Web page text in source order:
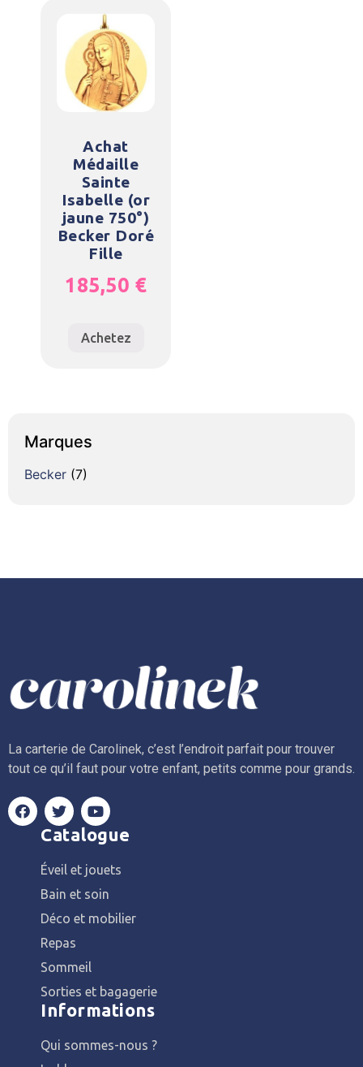
Achat
Médaille
Sainte
Isabelle (or
jaune 750°)
Becker Doré
Fille
185,50 €
Achetez
Marques
Becker (7)
La carterie de Carolinek, c’est l’endroit parfait pour trouver
tout ce qu’il faut pour votre enfant, petits comme pour grands.
Catalogue
Éveil et jouets
Bain et soin
Déco et mobilier
Repas
Sommeil
Sorties et bagagerie
Informations
Qui sommes-nous ?